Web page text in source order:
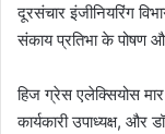
दूरसंचार इंजीनियरिंग
संकाय प्रतिभा के पोषण
हिज ग्रेस एलेक्सियोस
कार्यकारी उपाध्यक्ष, और